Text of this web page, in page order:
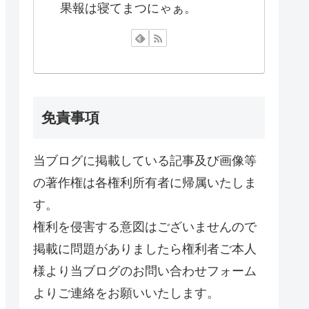
果報は寝てまつにゃぁ。
免責事項
当ブログに掲載している記事及び画像等
の著作権は各権利所有者に帰属いたしま
す。
権利を侵害する意図はございませんので
掲載に問題がありましたら権利者ご本人
様より当ブログのお問い合わせフォーム
よりご連絡をお願いいたします。